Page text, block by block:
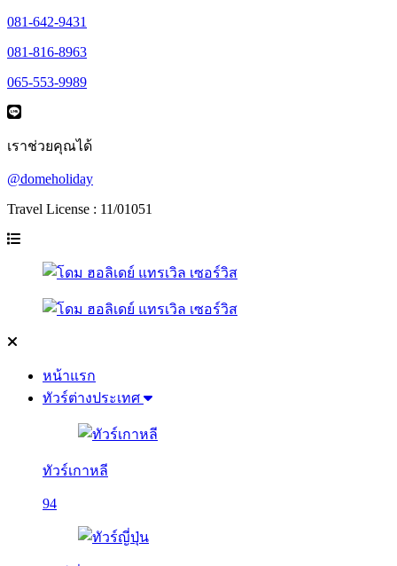
081-642-9431
081-816-8963
065-553-9989
เราช่วยคุณได้
@domeholiday
Travel License : 11/01051
หน้าแรก
ทัวร์ต่างประเทศ
ทัวร์เกาหลี
94